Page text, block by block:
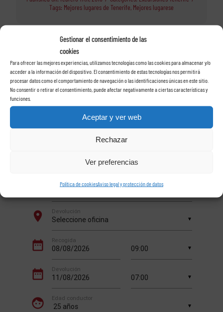
Gestionar el consentimiento de las
cookies
Para ofrecer las mejores experiencias, utilizamos tecnologías como las cookies para almacenar y/o
acceder a la información del dispositivo. El consentimiento de estas tecnologías nos permitirá
procesar datos como el comportamiento de navegación o las identificaciones únicas en este sitio.
No consentir o retirar el consentimiento, puede afectar negativamente a ciertas características y
funciones.
Aceptar y ver web
Rechazar
Ver preferencias
Política de cookiesAviso legal y protección de datos
Tags: Mejores lugares de Tenerife, Mejores lugarese
Alquile su coche con
Rent a car Las Rosas
en Tenerife